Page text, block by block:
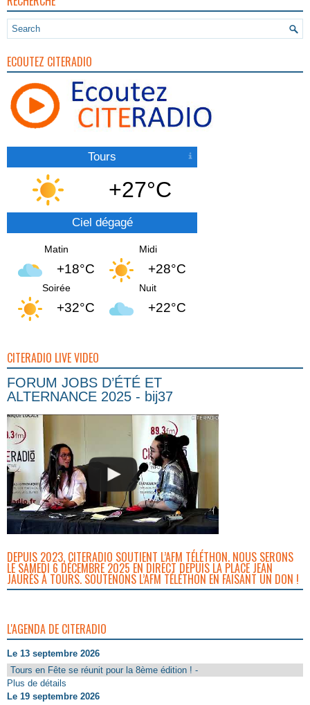
ECOUTEZ CITERADIO
Tours
+27°C
Ciel dégagé
Matin
+18°C
Midi
+28°C
Soirée
+32°C
Nuit
+22°C
CITERADIO LIVE VIDEO
FORUM JOBS D’ÉTÉ ET
ALTERNANCE 2025 - bij37
DEPUIS 2023, CITERADIO SOUTIENT L’AFM TÉLÉTHON. NOUS SERONS
LE SAMEDI 6 DÉCEMBRE 2025 EN DIRECT DEPUIS LA PLACE JEAN
JAURÈS À TOURS. SOUTENONS L’AFM TÉLÉTHON EN FAISANT UN DON !
L'AGENDA DE CITERADIO
Le 13 septembre 2026
Tours en Fête se réunit pour la 8ème édition ! -
Plus de détails
Le 19 septembre 2026